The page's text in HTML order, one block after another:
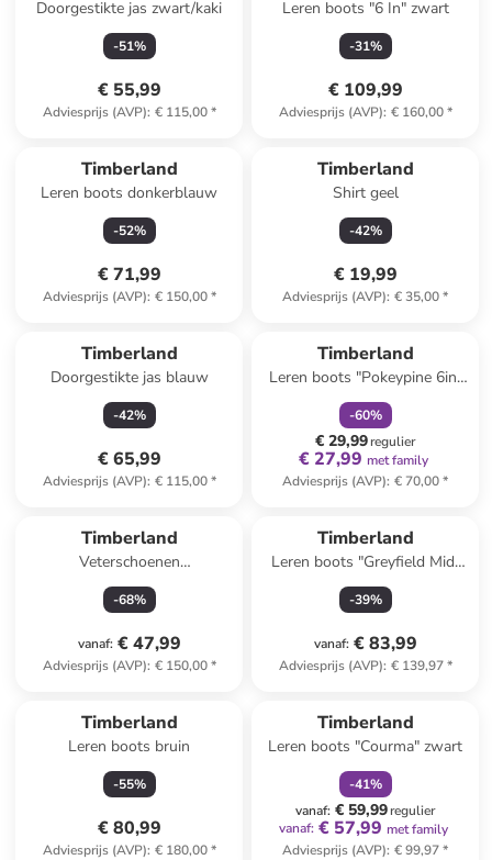
Doorgestikte jas zwart/kaki
-51%
€ 55,99
Adviesprijs (AVP): € 115,00*
Leren boots "6 In" zwart
-31%
€ 109,99
Adviesprijs (AVP): € 160,00*
Timberland
Leren boots donkerblauw
-52%
€ 71,99
Adviesprijs (AVP): € 150,00*
Timberland
Shirt geel
-42%
€ 19,99
Adviesprijs (AVP): € 35,00*
Timberland
Doorgestikte jas blauw
-42%
€ 65,99
Adviesprijs (AVP): € 115,00*
Timberland
Leren boots "Pokeypine 6in"
lichtroze
-60%
€ 29,99regulier
€ 27,99 met family
Adviesprijs (AVP): € 70,00*
Timberland
Veterschoenen
"Redwoodfalls" bruin
-68%
vanaf: € 47,99
Adviesprijs (AVP): € 150,00*
Timberland
Leren boots "Greyfield Mid"
lichtbruin
-39%
vanaf: € 83,99
Adviesprijs (AVP): € 139,97*
Timberland
Leren boots bruin
-55%
€ 80,99
Adviesprijs (AVP): € 180,00*
Timberland
Leren boots "Courma" zwart
-41%
vanaf: € 59,99regulier
vanaf: € 57,99 met family
Adviesprijs (AVP): € 99,97*